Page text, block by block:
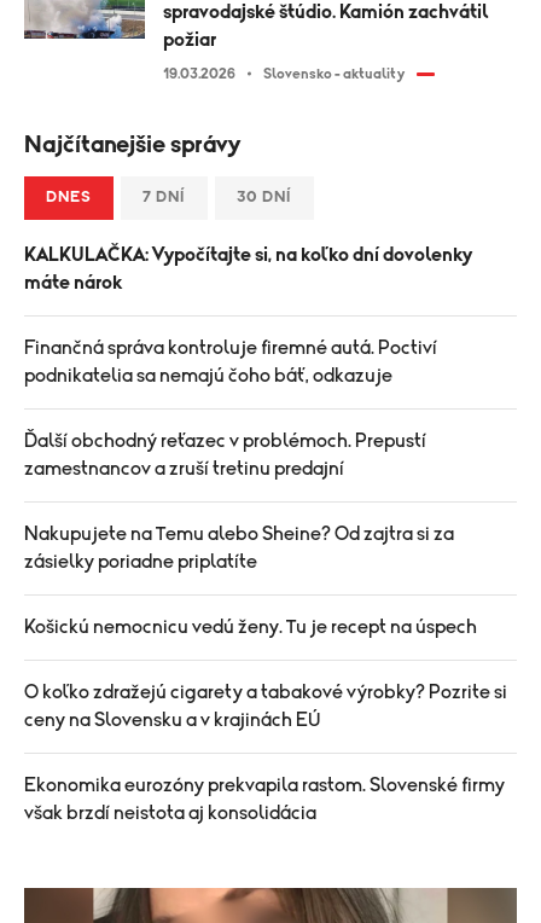
spravodajské štúdio. Kamión zachvátil
požiar
19.03.2026 Slovensko - aktuality
Najčítanejšie správy
DNES 7 DNÍ 30 DNÍ
KALKULAČKA: Vypočítajte si, na koľko dní dovolenky
máte nárok
Finančná správa kontroluje firemné autá. Poctiví
podnikatelia sa nemajú čoho báť, odkazuje
Ďalší obchodný reťazec v problémoch. Prepustí
zamestnancov a zruší tretinu predajní
Nakupujete na Temu alebo Sheine? Od zajtra si za
zásielky poriadne priplatíte
Košickú nemocnicu vedú ženy. Tu je recept na úspech
O koľko zdražejú cigarety a tabakové výrobky? Pozrite si
ceny na Slovensku a v krajinách EÚ
Ekonomika eurozóny prekvapila rastom. Slovenské firmy
však brzdí neistota aj konsolidácia